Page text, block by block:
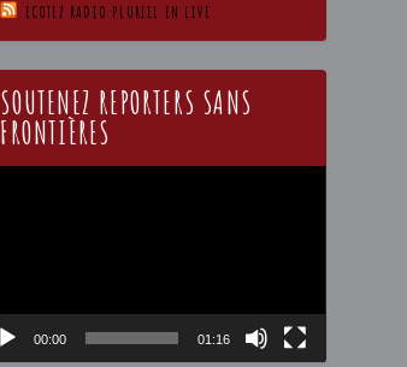
ECOTEZ RADIO PLURIEL EN LIVE
SOUTENEZ REPORTERS SANS
FRONTIÈRES
00:00 01:16